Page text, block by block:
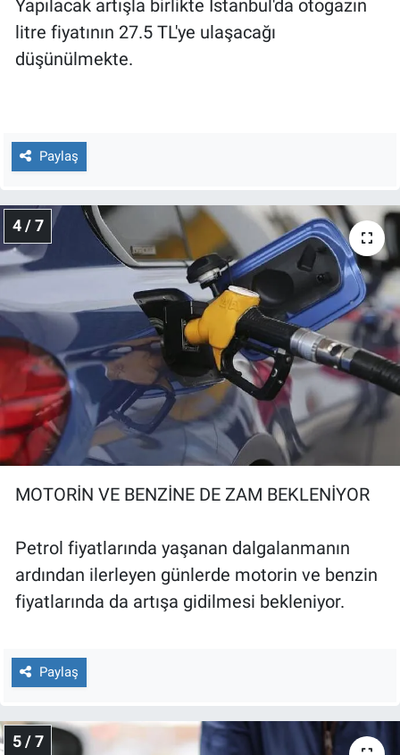
Yapılacak artışla birlikte İstanbul'da otogazın
litre fiyatının 27.5 TL'ye ulaşacağı
düşünülmekte.
Paylaş
4 / 7
MOTORİN VE BENZİNE DE ZAM BEKLENİYOR
Petrol fiyatlarında yaşanan dalgalanmanın
ardından ilerleyen günlerde motorin ve benzin
fiyatlarında da artışa gidilmesi bekleniyor.
Paylaş
5 / 7